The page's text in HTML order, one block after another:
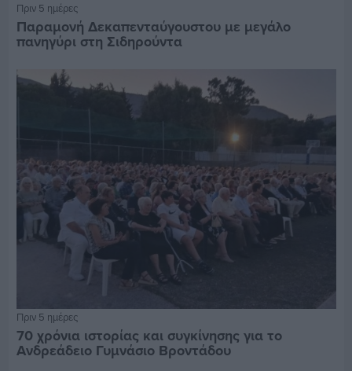
Πριν 5 ημέρες
Παραμονή Δεκαπενταύγουστου με μεγάλο
πανηγύρι στη Σιδηρούντα
Πριν 5 ημέρες
70 χρόνια ιστορίας και συγκίνησης για το
Ανδρεάδειο Γυμνάσιο Βροντάδου